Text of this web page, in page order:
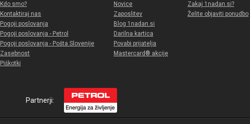
Kdo smo?
Kontaktiraj nas
Pogoji poslovanja
Pogoji poslovanja - Petrol
Pogoji poslovanja - Pošta Slovenije
Zasebnost
Piškotki
Novice
Zaposlitev
Blog 1nadan.si
Darilna kartica
Povabi prijatelja
Mastercard® akcije
Zakaj 1nadan.si?
Želite objaviti ponudbo
Partnerji: